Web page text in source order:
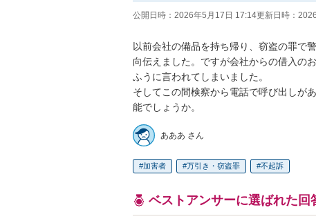
公開日時： 2026年5月17日 17:14更新日時：
以前会社の備品を持ち帰り、窃盗の罪で
向伝えました。ですが会社からの借入の
ふうに言われてしまいました。
そしてこの間検察から電話で呼び出しが
能でしょうか。
あああ さん
加害者 万引き・窃盗罪 不起訴
ベストアンサーに選ばれた回